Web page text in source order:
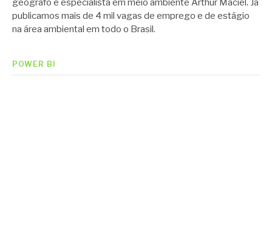
geógrafo e especialista em meio ambiente Arthur Maciel. Já
publicamos mais de 4 mil vagas de emprego e de estágio
na área ambiental em todo o Brasil.
POWER BI